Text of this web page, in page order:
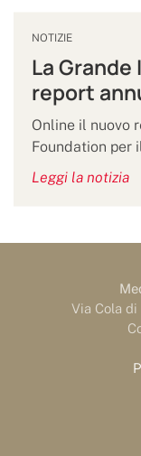
NOTIZIE
La
report
Online il nuovo
Foundation per
Leggi la notizia
Via Cola di